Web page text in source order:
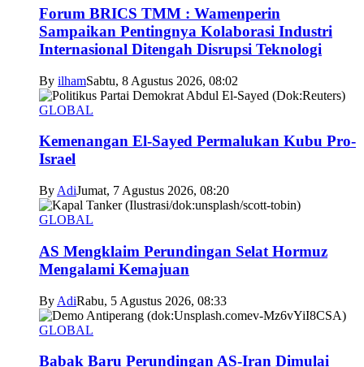
Forum BRICS TMM : Wamenperin
Sampaikan Pentingnya Kolaborasi Industri
Internasional Ditengah Disrupsi Teknologi
By ilhamSabtu, 8 Agustus 2026, 08:02
GLOBAL
Kemenangan El-Sayed Permalukan Kubu Pro-
Israel
By AdiJumat, 7 Agustus 2026, 08:20
GLOBAL
AS Mengklaim Perundingan Selat Hormuz
Mengalami Kemajuan
By AdiRabu, 5 Agustus 2026, 08:33
GLOBAL
Babak Baru Perundingan AS-Iran Dimulai